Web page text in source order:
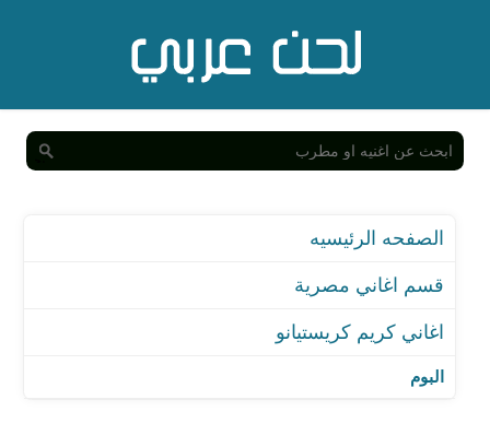
قسم اغاني مصرية
اغاني كريم كريستيانو
البوم